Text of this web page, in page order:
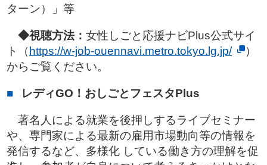
ターン）」等
◆視聴方法： 女性しごと応援ナビPlus公式サイ
ト（ https://w-job-ouennavi.metro.tokyo.lg.jp/
）
からご覧ください。
レディGO！おしごとフェスタPlus
著名人による就業を後押しするライブセミナー
や、専門家による最新の雇用市場動向等の情報を
発信するなど、多様化 している働き方の理解を促